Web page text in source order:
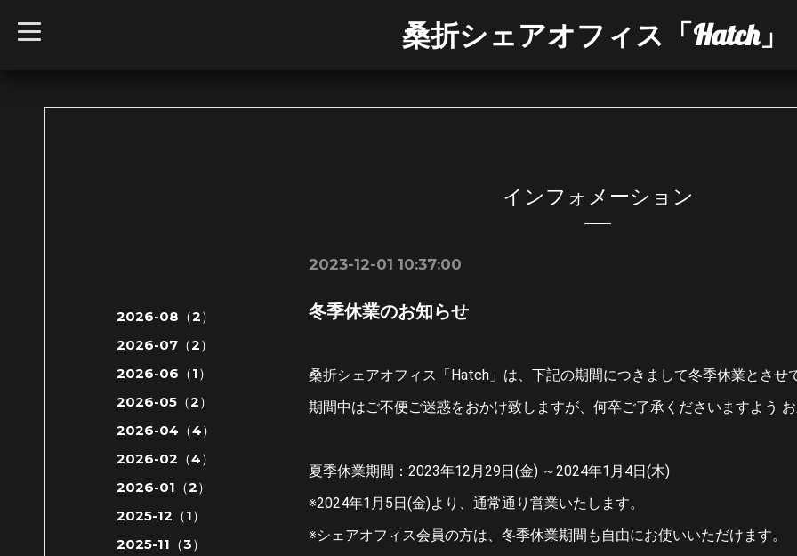
桑折シェアオフィス「Hatch」
t
o
インフォメーション
2023-12-01 10:37:00
冬季休業のお知らせ
桑折シェアオフィス「Hatch」は、下記の期間につきまして冬季休業とさせ
期間中はご不便ご迷惑をおかけ致しますが、何卒ご了承くださいますよう お
夏季休業期間：2023年12月29日(金) ～2024年1月4日(木)
※2024年1月5日(金)より、通常通り営業いたします。
※シェアオフィス会員の方は、冬季休業期間も自由にお使いいただけます。
2026-08（2）
2026-07（2）
2026-06（1）
2026-05（2）
2026-04（4）
2026-02（4）
2026-01（2）
2025-12（1）
2025-11（3）